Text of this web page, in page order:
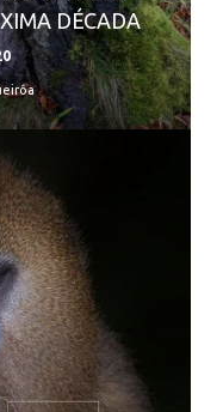
DÉCADA